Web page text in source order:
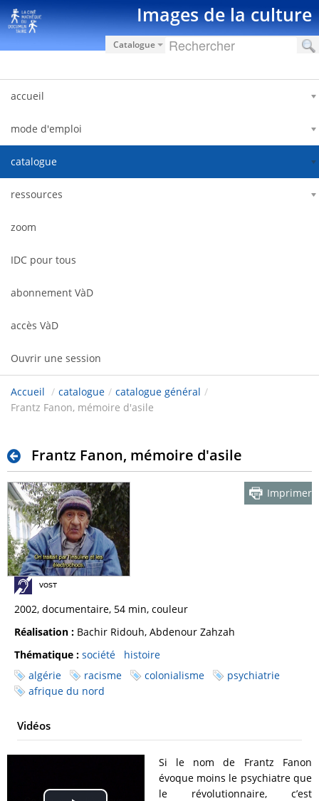
Saut au contenu Images de la culture
Catalogue
accueil
mode d'emploi
catalogue
ressources
zoom
IDC pour tous
abonnement VàD
accès VàD
Ouvrir une session
Accueil / catalogue / catalogue général /
Frantz Fanon, mémoire d'asile
Frantz Fanon, mémoire d'asile
Imprimer
2002, documentaire, 54 min, couleur
Réalisation : Bachir Ridouh, Abdenour Zahzah
Thématique : société
histoire
algérie
racisme colonialisme
psychiatrie
afrique du nord
Vidéos
Si le nom de Frantz Fanon
évoque moins le psychiatre que
le révolutionnaire, c’est